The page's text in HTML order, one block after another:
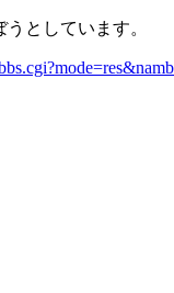
としています。